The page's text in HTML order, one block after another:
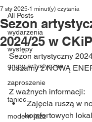
All Posts
wydarzenia
występy
grupy artystyczne
zaproszenie
taniec
modern jazz
Sezon
2024/25 w
7 sty 2025 1 minut(y) czytania
Sezon artystyczny
ruszamy z NOWĄ
Z ważnych informacji:
Zajęcia ruszą w
komfortowych